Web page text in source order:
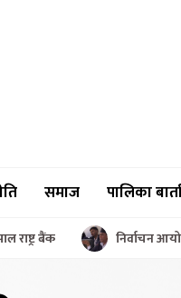
समाज पालिका
राष्ट्र बैंक निर्वाचन